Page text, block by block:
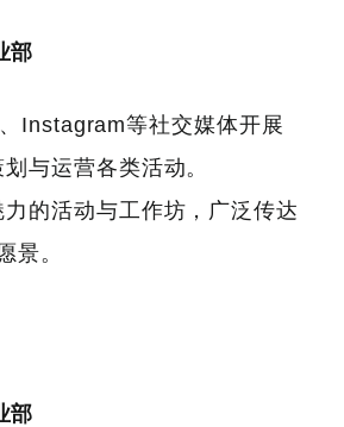
部
Instagram等社交媒体开展
与运营各类活动。
的活动与工作坊，广泛传达
景。
部